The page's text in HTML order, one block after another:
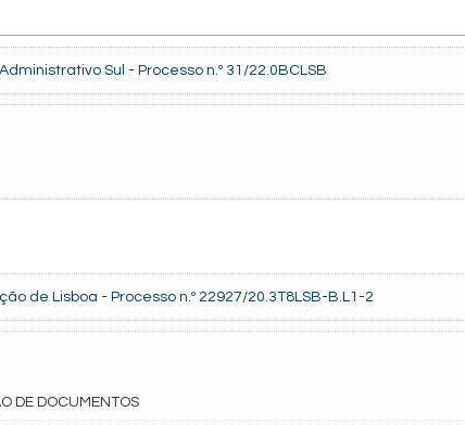
Sul - Processo n.º 31/22.0BCLSB
de Lisboa - Processo n.º 22927/20.3T8LSB-B.L1-2
DE DOCUMENTOS